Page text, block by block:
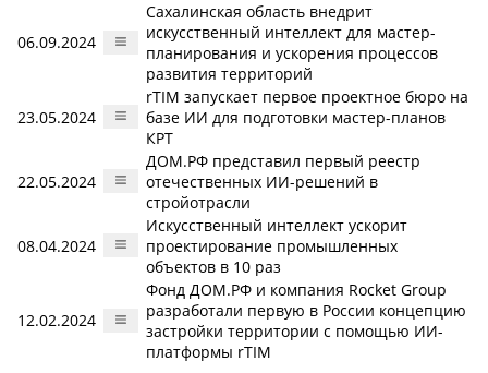
06.09.2024
Сахалинская область внедрит
искусственный интеллект для мастер-
планирования и ускорения процессов
развития территорий
23.05.2024
rTIM запускает первое проектное бюро на
базе ИИ для подготовки мастер-планов
КРТ
22.05.2024
ДОМ.РФ представил первый реестр
отечественных ИИ-решений в
стройотрасли
08.04.2024
Искусственный интеллект ускорит
проектирование промышленных
объектов в 10 раз
12.02.2024
Фонд ДОМ.РФ и компания Rocket Group
разработали первую в России концепцию
застройки территории с помощью ИИ-
платформы rTIM